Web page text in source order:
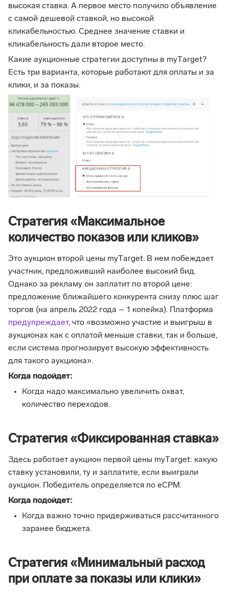
высокая ставка. А первое место получило объявление
с самой дешевой ставкой, но высокой
кликабельностью. Среднее значение ставки и
кликабельность дали второе место.
Какие аукционные стратегии доступны в myТarget?
Есть три варианта, которые работают для оплаты и за
клики, и за показы.
Стратегия «Максимальное
количество показов или кликов»
Это аукцион второй цены myТarget. В нем побеждает
участник, предложивший наиболее высокий бид.
Однако за рекламу он заплатит по второй цене:
предложение ближайшего конкурента снизу плюс шаг
торгов (на апрель 2022 года – 1 копейка). Платформа
предупреждает, что «возможно участие и выигрыш в
аукционах как с оплатой меньше ставки, так и больше,
если система прогнозирует высокую эффективность
для такого аукциона».
Когда подойдет:
Когда надо максимально увеличить охват,
количество переходов.
Стратегия «Фиксированная ставка»
Здесь работает аукцион первой цены myТarget: какую
ставку установили, ту и заплатите, если выиграли
аукцион. Победитель определяется по eCPM.
Когда подойдет:
Когда важно точно придерживаться рассчитанного
заранее бюджета.
Стратегия «Минимальный расход
при оплате за показы или клики»